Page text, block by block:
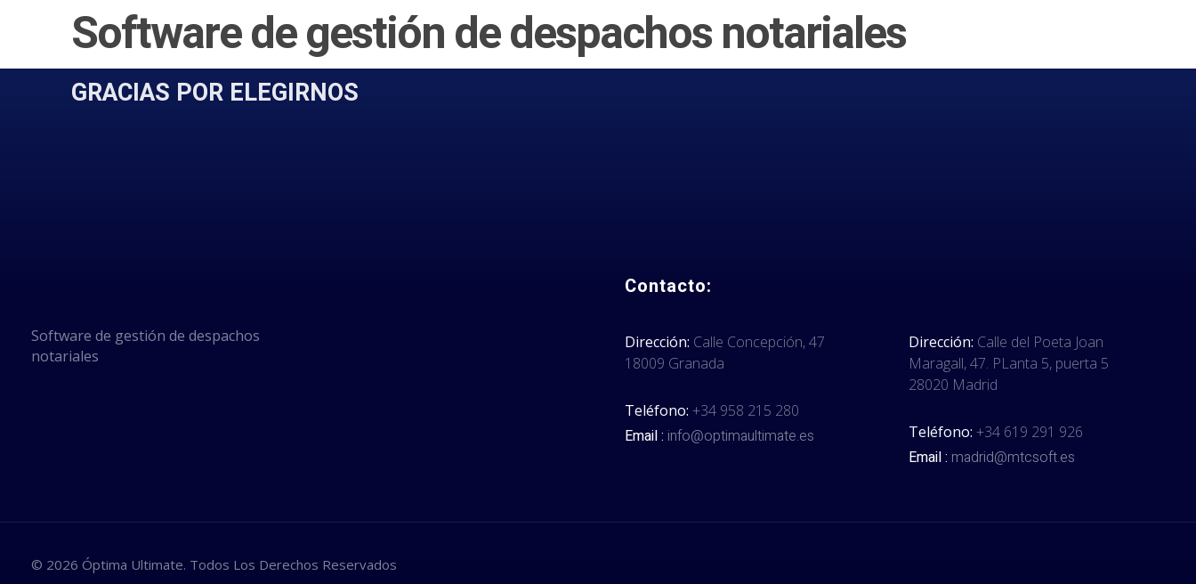
Software de gestión de despachos notariales
GRACIAS POR ELEGIRNOS
Software de gestión de despachos
notariales
Contacto:
Dirección: Calle Concepción, 47
18009 Granada
Teléfono: +34 958 215 280
Email : info@optimaultimate.es
Dirección: Calle del Poeta Joan
Maragall, 47. PLanta 5, puerta 5
28020 Madrid
Teléfono: +34 619 291 926
Email : madrid@mtcsoft.es
© 2026 Óptima Ultimate. Todos Los Derechos Reservados